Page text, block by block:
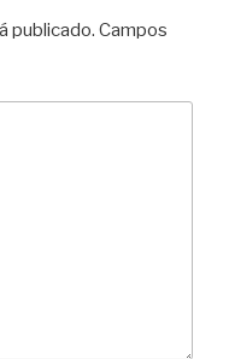
publicado. Campos